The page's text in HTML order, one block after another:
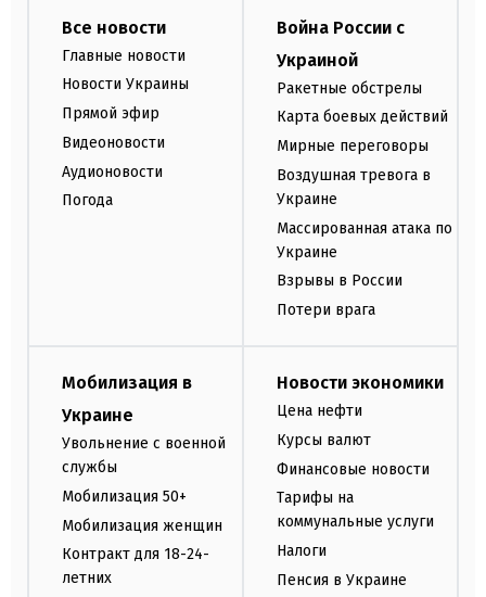
Все новости
Главные новости
Новости Украины
Прямой эфир
Видеоновости
Аудионовости
Погода
Война России с
Украиной
Ракетные обстрелы
Карта боевых действий
Мирные переговоры
Воздушная тревога в
Украине
Массированная атака по
Украине
Взрывы в России
Потери врага
Мобилизация в
Украине
Увольнение с военной
службы
Мобилизация 50+
Мобилизация женщин
Контракт для 18-24-
летних
Новости экономики
Цена нефти
Курсы валют
Финансовые новости
Тарифы на
коммунальные услуги
Налоги
Пенсия в Украине